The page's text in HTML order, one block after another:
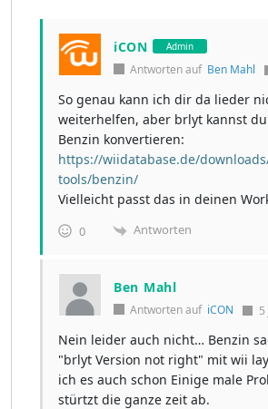
iCON Admin
Antworten auf Ben Mahl
So genau kann ich dir da lieder
weiterhelfen, aber brlyt kannst
Benzin konvertieren:
https://wiidatabase.de/
tools/benzin/
Vielleicht passt das in deinen
0 Antworten
Ben Mahl
Antworten auf iCON
Nein leider auch nicht… Benzin
"brlyt Version not right" mit wii
ich es auch schon Einige male
stürtzt die ganze zeit ab.